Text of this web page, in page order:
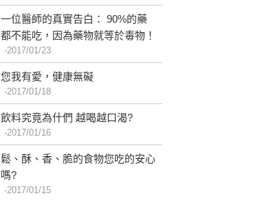
一位醫師的真實告白： 90%的藥
都不能吃，因為藥物就等於毒物！
2017/01/23
您我有愛，健康無礙
2017/01/18
飲料究竟為什們 越喝越口渴?
2017/01/16
鬆、酥、香、脆的食物您吃的安心
嗎?
2017/01/15